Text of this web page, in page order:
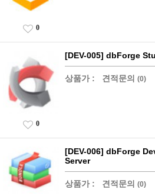
0
[DEV-005] dbForge
상품가 : 견적문의 (0)
0
[DEV-006] dbForge
Server
상품가 : 견적문의 (0)